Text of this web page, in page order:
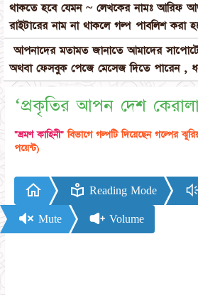
থাকতে হবে যেমন ~ লেখকের নামঃ আরিফ
রাইটারের নাম না থাকলে গল্প পাবলিশ করা
আপনাদের মতামত জানাতে আমাদের
অথবা ফেসবুক পেজে মেসেজ দিতে পারেন ,
‘প্রকৃতির আপন দেশ
"ভ্রমণ কাহিনী" বিভাগে গল্পটি দিয়েছেন গল্পের
পয়েন্ট)
Reading Mode
Mute Volume